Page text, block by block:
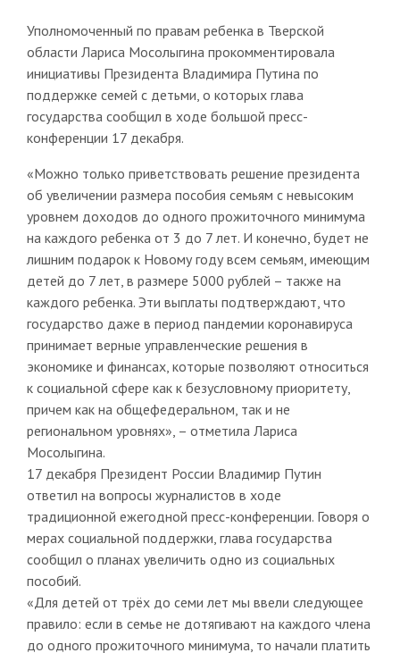
Уполномоченный по правам ребенка в Тверской
области Лариса Мосолыгина прокомментировала
инициативы Президента Владимира Путина по
поддержке семей с детьми, о которых глава
государства сообщил в ходе большой пресс-
конференции 17 декабря.
«Можно только приветствовать решение президента
об увеличении размера пособия семьям с невысоким
уровнем доходов до одного прожиточного минимума
на каждого ребенка от 3 до 7 лет. И конечно, будет не
лишним подарок к Новому году всем семьям, имеющим
детей до 7 лет, в размере 5000 рублей – также на
каждого ребенка. Эти выплаты подтверждают, что
государство даже в период пандемии коронавируса
принимает верные управленческие решения в
экономике и финансах, которые позволяют относиться
к социальной сфере как к безусловному приоритету,
причем как на общефедеральном, так и не
региональном уровнях», – отметила Лариса
Мосолыгина.
17 декабря Президент России Владимир Путин
ответил на вопросы журналистов в ходе
традиционной ежегодной пресс-конференции. Говоря о
мерах социальной поддержки, глава государства
сообщил о планах увеличить одно из социальных
пособий.
«Для детей от трёх до семи лет мы ввели следующее
правило: если в семье не дотягивают на каждого члена
до одного прожиточного минимума, то начали платить